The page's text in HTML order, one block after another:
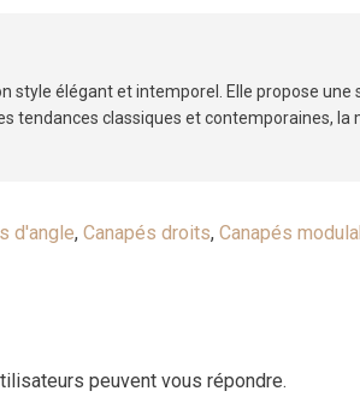
élégant et intemporel. Elle propose une
classiques et contemporaines, la
d'angle, Canapés droits, Canapés
peuvent vous répondre.